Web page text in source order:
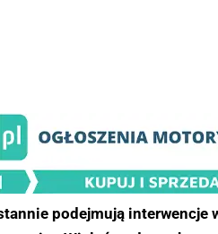
podejmują interwencje